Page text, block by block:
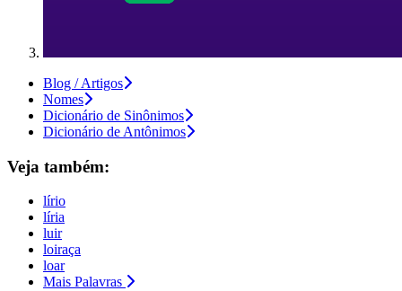
Blog / Artigos
Nomes
Dicionário de Sinônimos
Dicionário de Antônimos
Veja também:
lírio
líria
luir
loiraça
loar
Mais Palavras